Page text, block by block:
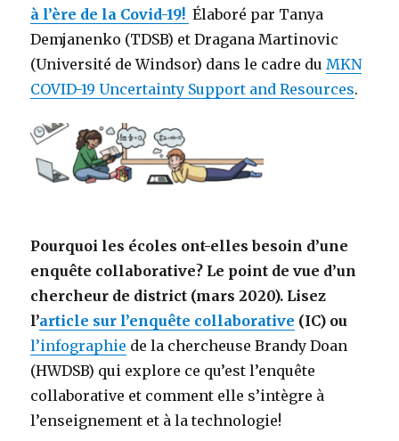
à l’ère de la Covid-19! Élaboré par Tanya
Demjanenko (TDSB) et Dragana Martinovic
(Université de Windsor) dans le cadre duMKN
COVID-19 Uncertainty Support and Resources.
Pourquoi les écoles ont-elles besoin d’une
enquête collaborative? Le point de vue d’un
chercheur de district (mars 2020). Lisez
l’article sur l’enquête collaborative (IC) ou
l’infographie de la chercheuse Brandy Doan
(HWDSB) qui explore ce qu’est l’enquête
collaborative et comment elle s’intègre à
l’enseignement et à la technologie!